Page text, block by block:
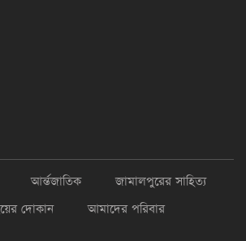
আর্ন্তজাতিক
জামালপুরের সাহিত্য
দোকান আমাদের পরিবার